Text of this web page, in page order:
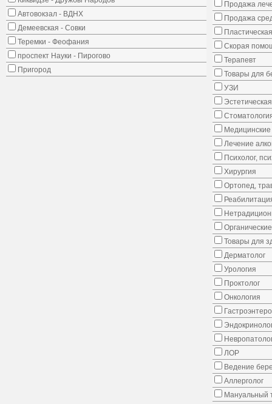
Автовокзал - ВДНХ
Демеевская - Совки
Теремки - Феофания
проспект Науки - Пирогово
Пригород
Продажа
Продажа
Скорая
Терапевт
Товары для
УЗИ
Медицинские
Лечение
Психолог,
Хирургия
Ортопед,
Товары для
Дерматолог
Урология
Проктолог
Онкология
ЛОР
Ведение
Аллерголог
Мануальный